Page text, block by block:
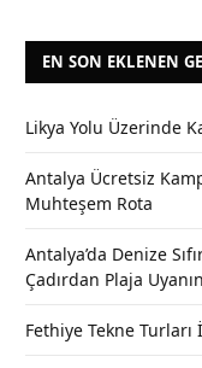
EN SON EKLENEN
Likya Yolu Üzerinde
Antalya Ücretsiz
Muhteşem Rota
Antalya’da Denize
Çadırdan Plaja Uyanın
Fethiye Tekne